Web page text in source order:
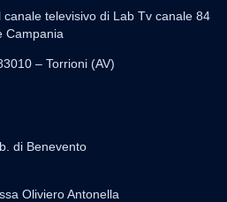
televisivo di Lab Tv canale 84
Campania
– Torrioni (AV)
di Benevento
Oliviero Antonella